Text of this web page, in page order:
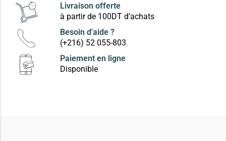
Livraison offerte
à partir de 100DT d’achats
Besoin d'aide ?
(+216) 52 055-803
Paiement en ligne
Disponible